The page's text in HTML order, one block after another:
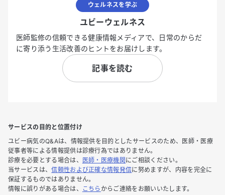
ウェルネスを学ぶ
ユビーウェルネス
医師監修の信頼できる健康情報メディアで、日常のからだ
に寄り添う生活改善のヒントをお届けします。
記事を読む
サービスの目的と位置付け
ユビー病気のQ&Aは、情報提供を目的としたサービスのため、医師・医療
従事者等による情報提供は診療行為ではありません。
診療を必要とする場合は、
医師・医療機関 にご相談ください。
当サービスは、信頼性および正確な情報発信に努めますが、内容を完全に
保証するものではありません。
情報に誤りがある場合は、
こちら からご連絡をお願いいたします。